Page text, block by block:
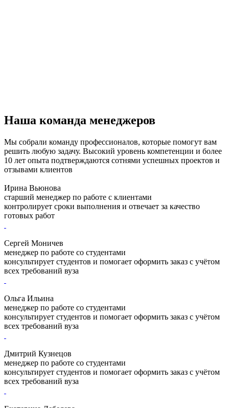
Наша команда менеджеров
Мы собрали команду профессионалов, которые помогут вам
решить любую задачу. Высокий уровень компетенции и более
10 лет опыта подтверждаются сотнями успешных проектов и
отзывами клиентов
Ирина Вьюнова
старший менеджер по работе с клиентами
контролирует сроки выполнения и отвечает за качество
готовых работ
Сергей Моничев
менеджер по работе со студентами
консультирует студентов и помогает оформить заказ с учётом
всех требований вуза
Ольга Ильина
менеджер по работе со студентами
консультирует студентов и помогает оформить заказ с учётом
всех требований вуза
Дмитрий Кузнецов
менеджер по работе со студентами
консультирует студентов и помогает оформить заказ с учётом
всех требований вуза